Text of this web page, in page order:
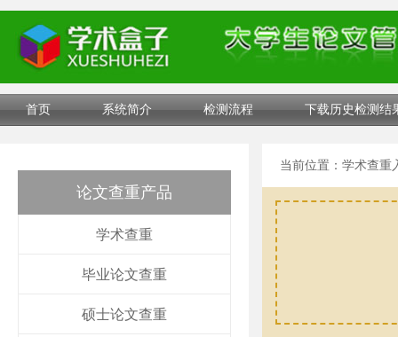
首页 系统简介 检测流程 下载历史检测结
论文查重产品
学术查重
毕业论文查重
硕士论文查重
当前位置： 学术查重